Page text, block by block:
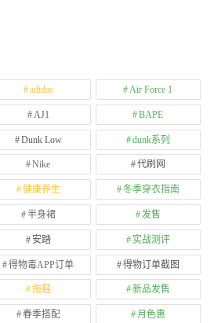
adidas Air Force 1
AJ1 BAPE
Dunk Low dunk系列
Nike 代刷网
健康养生 冬季穿衣指南
半身裙 发售
安踏 实战测评
得物毒APP订单 得物订单截图
拖鞋 新品发售
春季搭配 月色惠